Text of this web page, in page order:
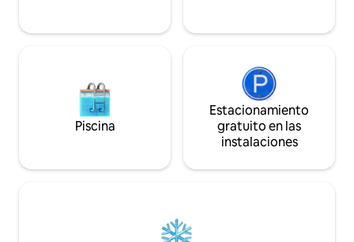
hacer turismo y mucho más.
Piscina
Estacionamiento
gratuito en las
instalaciones